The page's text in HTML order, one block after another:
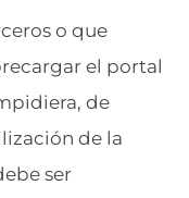
o que
el portal
de
de la
ser